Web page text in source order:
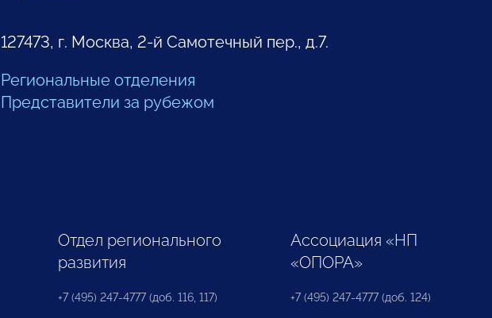
127473, г. Москва, 2-й Самотечный пер., д.7.
Региональные отделения
Представители за рубежом
Отдел регионального
развития
+7 (495) 247-4777 (доб. 116, 117)
Ассоциация «НП
«ОПОРА»
+7 (495) 247-4777 (доб. 124)